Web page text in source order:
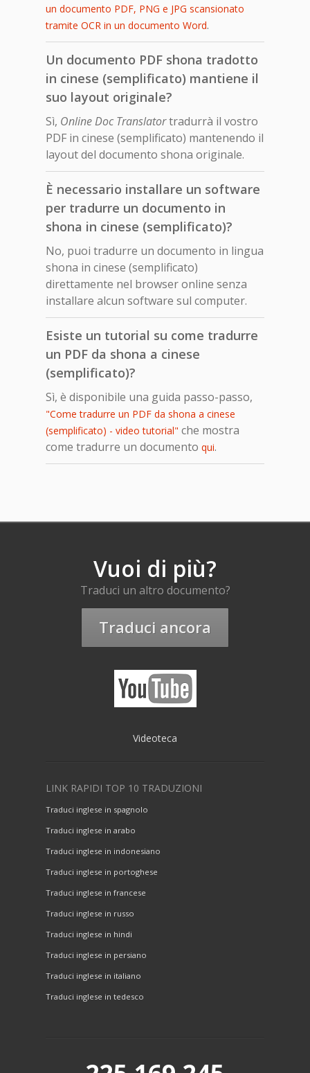
un documento PDF, PNG e JPG scansionato
tramite OCR in un documento Word.
Un documento PDF shona tradotto
in cinese (semplificato) mantiene il
suo layout originale?
Sì, Online Doc Translatortradurrà il vostro
PDF in cinese (semplificato) mantenendo il
layout del documento shona originale.
È necessario installare un software
per tradurre un documento in
shona in cinese (semplificato)?
No, puoi tradurre un documento in lingua
shona in cinese (semplificato)
direttamente nel browser online senza
installare alcun software sul computer.
Esiste un tutorial su come tradurre
un PDF da shona a cinese
(semplificato)?
Sì, è disponibile una guida passo-passo,
"Come tradurre un PDF da shona a cinese
(semplificato) - video tutorial" che mostra
come tradurre un documento qui.
Vuoi di più?
Traduci un altro documento?
Traduci ancora
Videoteca
LINK RAPIDI TOP 10 TRADUZIONI
Traduci inglese in spagnolo
Traduci inglese in arabo
Traduci inglese in indonesiano
Traduci inglese in portoghese
Traduci inglese in francese
Traduci inglese in russo
Traduci inglese in hindi
Traduci inglese in persiano
Traduci inglese in italiano
Traduci inglese in tedesco